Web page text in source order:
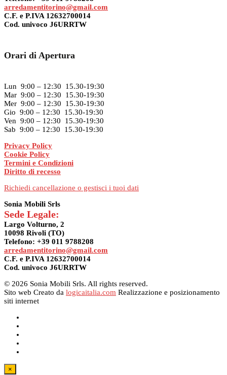
arredamentitorino@gmail.com
C.F. e P.IVA 12632700014
Cod. univoco J6URRTW
Orari di Apertura
Lun 9:00 – 12:30 15.30-19:30
Mar 9:00 – 12:30 15.30-19:30
Mer 9:00 – 12:30 15.30-19:30
Gio 9:00 – 12:30 15.30-19:30
Ven 9:00 – 12:30 15.30-19:30
Sab 9:00 – 12:30 15.30-19:30
Privacy Policy
Cookie Policy
Termini e Condizioni
Diritto di recesso
Richiedi cancellazione o gestisci i tuoi dati
Sonia Mobili Srls
Sede Legale:
Largo Volturno, 2
10098 Rivoli (TO)
Telefono: +39 011 9788208
arredamentitorino@gmail.com
C.F. e P.IVA 12632700014
Cod. univoco J6URRTW
© 2026 Sonia Mobili Srls. All rights reserved.
Sito web Creato da logicaitalia.com Realizzazione e posizionamento
siti internet
×